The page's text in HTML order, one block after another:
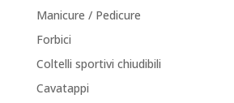
Manicure / Pedicure
Forbici
Coltelli sportivi chiudibili
Cavatappi